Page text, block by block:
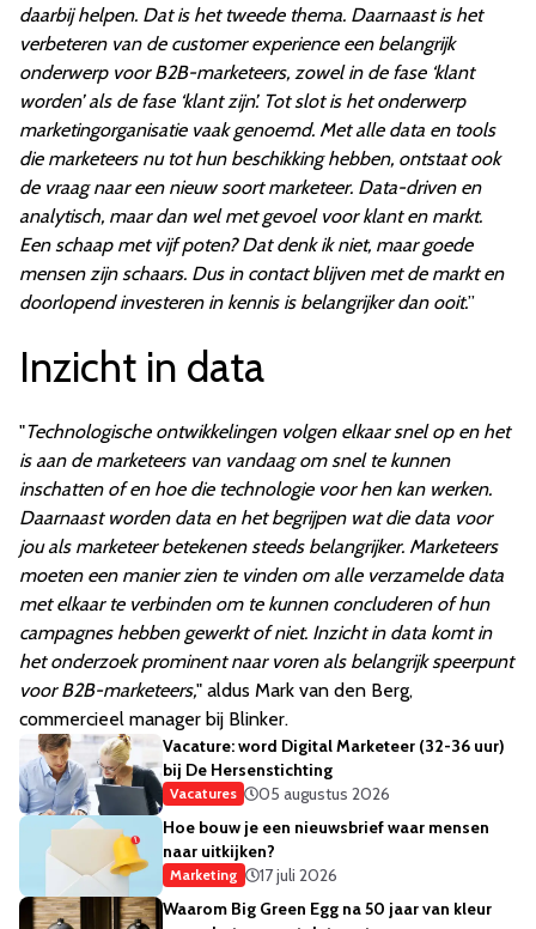
daarbij helpen. Dat is het tweede thema. Daarnaast is het
verbeteren van de customer experience een belangrijk
onderwerp voor B2B-marketeers, zowel in de fase ‘klant
worden’ als de fase ‘klant zijn’. Tot slot is het onderwerp
marketingorganisatie vaak genoemd. Met alle data en tools
die marketeers nu tot hun beschikking hebben, ontstaat ook
de vraag naar een nieuw soort marketeer. Data-driven en
analytisch, maar dan wel met gevoel voor klant en markt.
Een schaap met vijf poten? Dat denk ik niet, maar goede
mensen zijn schaars. Dus in contact blijven met de markt en
doorlopend investeren in kennis is belangrijker dan ooit.”
Inzicht in data
"Technologische ontwikkelingen volgen elkaar snel op en het
is aan de marketeers van vandaag om snel te kunnen
inschatten of en hoe die technologie voor hen kan werken.
Daarnaast worden data en het begrijpen wat die data voor
jou als marketeer betekenen steeds belangrijker. Marketeers
moeten een manier zien te vinden om alle verzamelde data
met elkaar te verbinden om te kunnen concluderen of hun
campagnes hebben gewerkt of niet. Inzicht in data komt in
het onderzoek prominent naar voren als belangrijk speerpunt
voor B2B-marketeers," aldus Mark van den Berg,
commercieel manager bij Blinker.
Vacature: word Digital Marketeer (32-36 uur)
bij De Hersenstichting
Vacatures
05 augustus 2026
Hoe bouw je een nieuwsbrief waar mensen
naar uitkijken?
Marketing
17 juli 2026
Waarom Big Green Egg na 50 jaar van kleur